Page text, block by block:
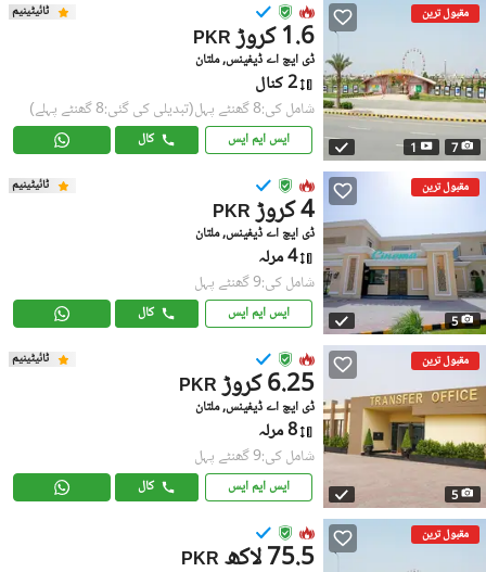
مقبول ترین
7
1
ٹائیٹینیم
PKR 1.6 کروڑ
ڈی ایچ اے ڈیفینس, ملتان
2 کنال
شامل کی:8 گھنٹے پہل (تبدیلی کی گئی:8 گھنٹے پہلے)
ایس ایم ایس کال
مقبول ترین
5
ٹائیٹینیم
PKR 4 کروڑ
ڈی ایچ اے ڈیفینس, ملتان
4 مرلہ
شامل کی:9 گھنٹے پہل
ایس ایم ایس کال
مقبول ترین
5
ٹائیٹینیم
PKR 6.25 کروڑ
ڈی ایچ اے ڈیفینس, ملتان
8 مرلہ
شامل کی:9 گھنٹے پہل
ایس ایم ایس کال
مقبول ترین
PKR 75.5 لاکھ